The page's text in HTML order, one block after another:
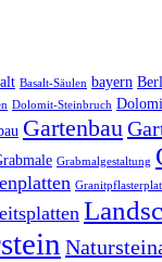
Basalt-Säulen bayern
Dolomit-Steinbruch
Gartenbau
Grabmalgestaltung